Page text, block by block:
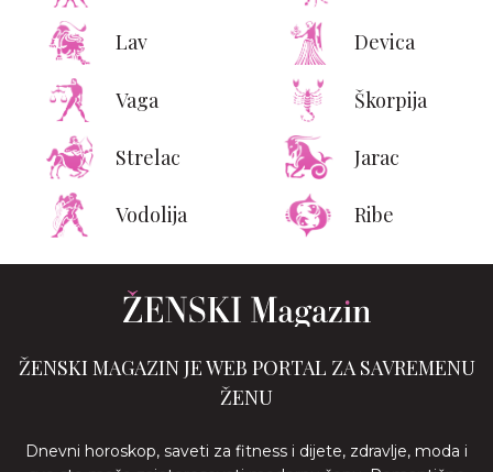
Lav Devica
Vaga Škorpija
Strelac Jarac
Vodolija Ribe
ŽENSKI MAGAZIN JE WEB PORTAL ZA SAVREMENU
ŽENU
Dnevni horoskop, saveti za fitness i dijete, zdravlje, moda i